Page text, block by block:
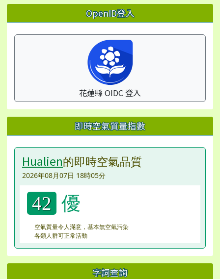
左邊區域內容 OpenID登入
花蓮縣 OIDC 登入
即時空氣質量指數
Hualien的即時空氣品質
2026年08月07日 18時05分
42 優
空氣質量令人滿意，基本無空氣污染
各類人群可正常活動
字詞查詢